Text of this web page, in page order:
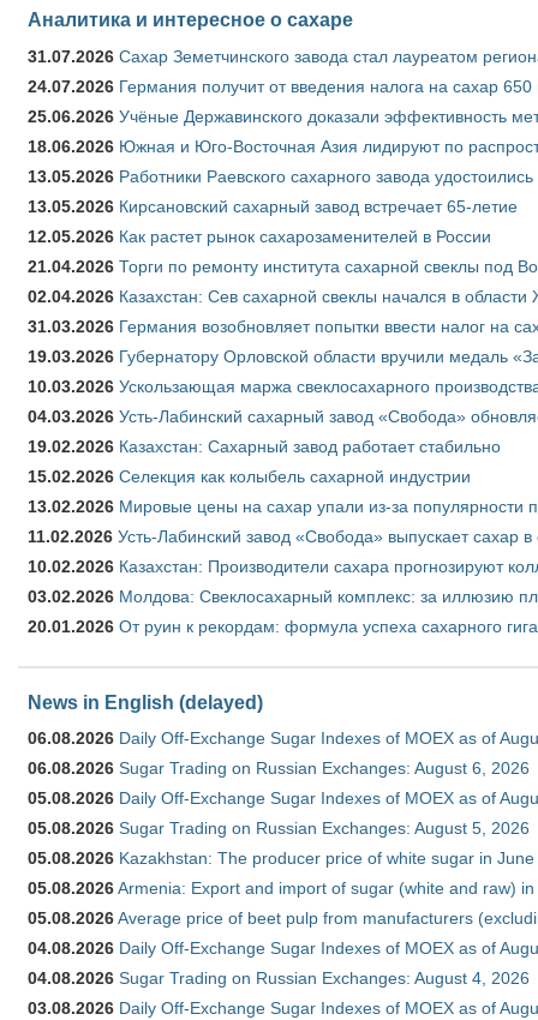
Аналитика и интересное о сахаре
31.07.2026 Сахар Земетчинского завода стал лауреатом
24.07.2026 Германия получит от введения налога на сахар
25.06.2026 Учёные Державинского доказали эффективность
18.06.2026 Южная и Юго-Восточная Азия лидируют по
13.05.2026 Работники Раевского сахарного завода удостоились
13.05.2026 Кирсановский сахарный завод встречает 65-летие
12.05.2026 Как растет рынок сахарозаменителей в России
21.04.2026 Торги по ремонту института сахарной свеклы под
02.04.2026 Казахстан: Сев сахарной свеклы начался в области
31.03.2026 Германия возобновляет попытки ввести налог на
19.03.2026 Губернатору Орловской области вручили медаль
10.03.2026 Ускользающая маржа свеклосахарного
04.03.2026 Усть-Лабинский сахарный завод «Свобода»
19.02.2026 Казахстан: Сахарный завод работает стабильно
15.02.2026 Селекция как колыбель сахарной индустрии
13.02.2026 Мировые цены на сахар упали из-за популярности
11.02.2026 Усть-Лабинский завод «Свобода» выпускает сахар в
10.02.2026 Казахстан: Производители сахара прогнозируют
03.02.2026 Молдова: Свеклосахарный комплекс: за иллюзию
20.01.2026 От руин к рекордам: формула успеха сахарного
News in English (delayed)
06.08.2026 Daily Off-Exchange Sugar Indexes of MOEX as of
06.08.2026 Sugar Trading on Russian Exchanges: August 6, 2026
05.08.2026 Daily Off-Exchange Sugar Indexes of MOEX as of
05.08.2026 Sugar Trading on Russian Exchanges: August 5, 2026
05.08.2026 Kazakhstan: The producer price of white sugar in
05.08.2026Armenia: Export and import of sugar (white and raw)
05.08.2026Average price of beet pulp from manufacturers
04.08.2026 Daily Off-Exchange Sugar Indexes of MOEX as of
04.08.2026 Sugar Trading on Russian Exchanges: August 4, 2026
03.08.2026 Daily Off-Exchange Sugar Indexes of MOEX as of